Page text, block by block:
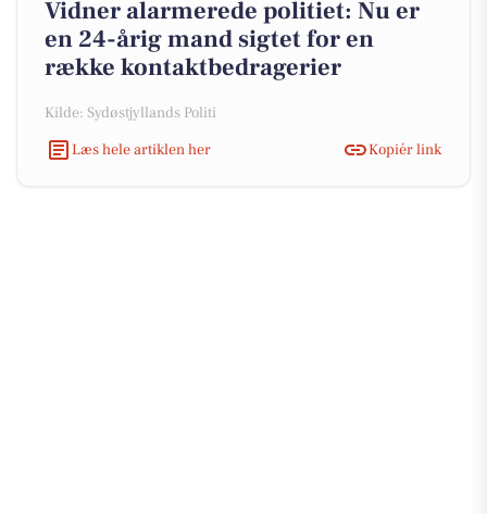
Vidner alarmerede politiet: Nu er
en 24-årig mand sigtet for en
række kontaktbedragerier
Kilde: Sydøstjyllands Politi
Læs hele artiklen her
Kopiér link